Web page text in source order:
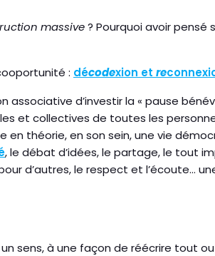
massive? Pourquoi avoir pensé
: décodexion et re
d’investir la « pause
et collectives de toutes les
en théorie, en son sein, une vie
, le débat d’idées, le partage, le tout
d’autres, le respect et l’écoute…
sens, à une façon de réécrire tout